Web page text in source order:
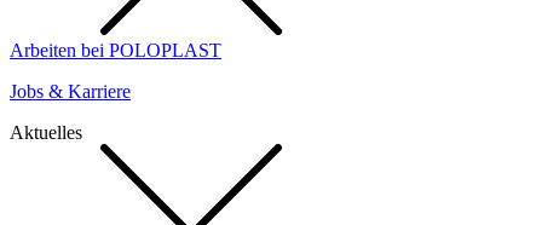
Arbeiten bei POLOPLAST
Jobs & Karriere
Aktuelles